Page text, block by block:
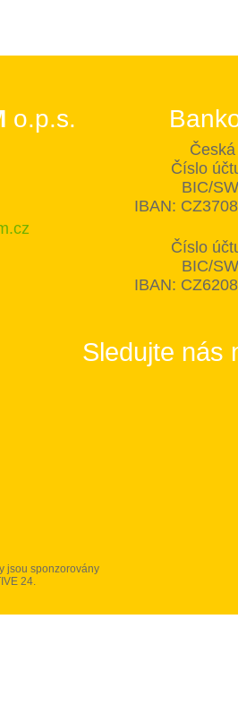
o.p.s.
Číslo
BIC/
IBAN:
Číslo
BIC/
IBAN:
Sledujte nás
jsou sponzorovány
24.